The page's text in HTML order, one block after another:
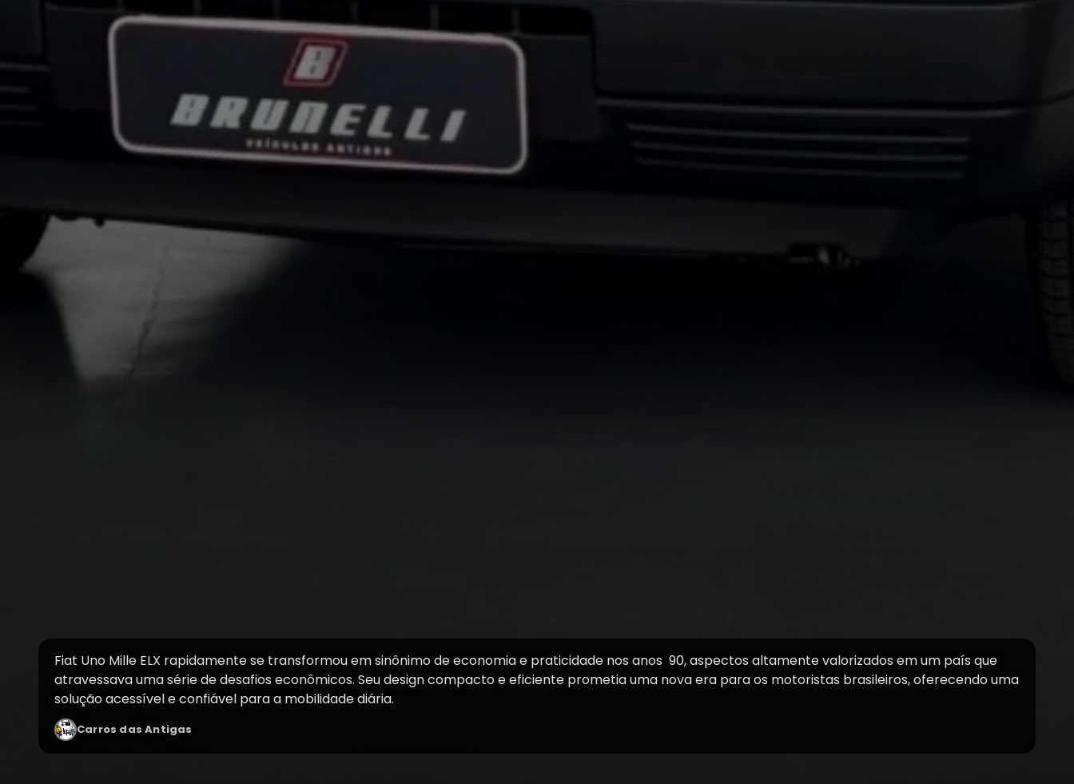
Fiat Uno Mille ELX rapidamente se transformou em sinônimo de economia e praticidade nos anos 90, aspectos altamente valorizados em um país que
atravessava uma série de desafios econômicos. Seu design compacto e eficiente prometia uma nova era para os motoristas brasileiros, oferecendo uma
solução acessível e confiável para a mobilidade diária.
Carros das Antigas